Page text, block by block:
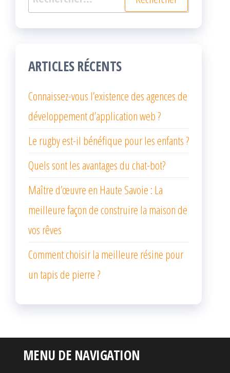
ARTICLES RÉCENTS
Connaissez-vous l’existence des agences de
développement d’application web ?
Le rugby est-il bénéfique pour les enfants ?
Quels sont les avantages du chat-bot?
Maître d’œuvre en Haute Savoie : La
meilleure façon de construire la maison de
vos rêves
Comment choisir la meilleure résine pour
un tapis de pierre ?
MENU DE NAVIGATION